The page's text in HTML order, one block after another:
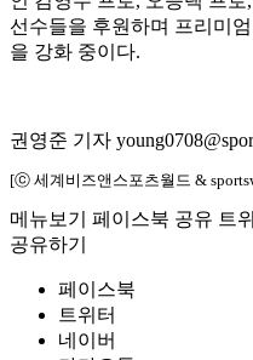
선수들을 후원하며 프리미
을 강화 중이다.
권영준 기자
[ⓒ 세계비즈앤스포츠월드 &
메뉴보기 페이스북 공유 트
공유하기
페이스북
트위터
네이버